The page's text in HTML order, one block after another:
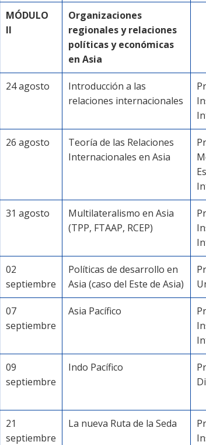
MÓDULO
II
Organizaciones
regionales y relaciones
políticas y económicas
en Asia
24 agosto
Introducción a las
relaciones internacionales
26 agosto
Teoría de las Relaciones
Internacionales en Asia
31 agosto
Multilateralismo en Asia
(TPP, FTAAP, RCEP)
02
septiembre
Políticas de desarrollo en
Asia (caso del Este de Asia)
07
septiembre
Asia Pacífico
09
septiembre
Indo Pacífico
21
septiembre
La nueva Ruta de la Seda